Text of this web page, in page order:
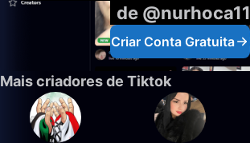
de @nurhoca11
Criar Conta Gratuita
Mais criadores de Tiktok